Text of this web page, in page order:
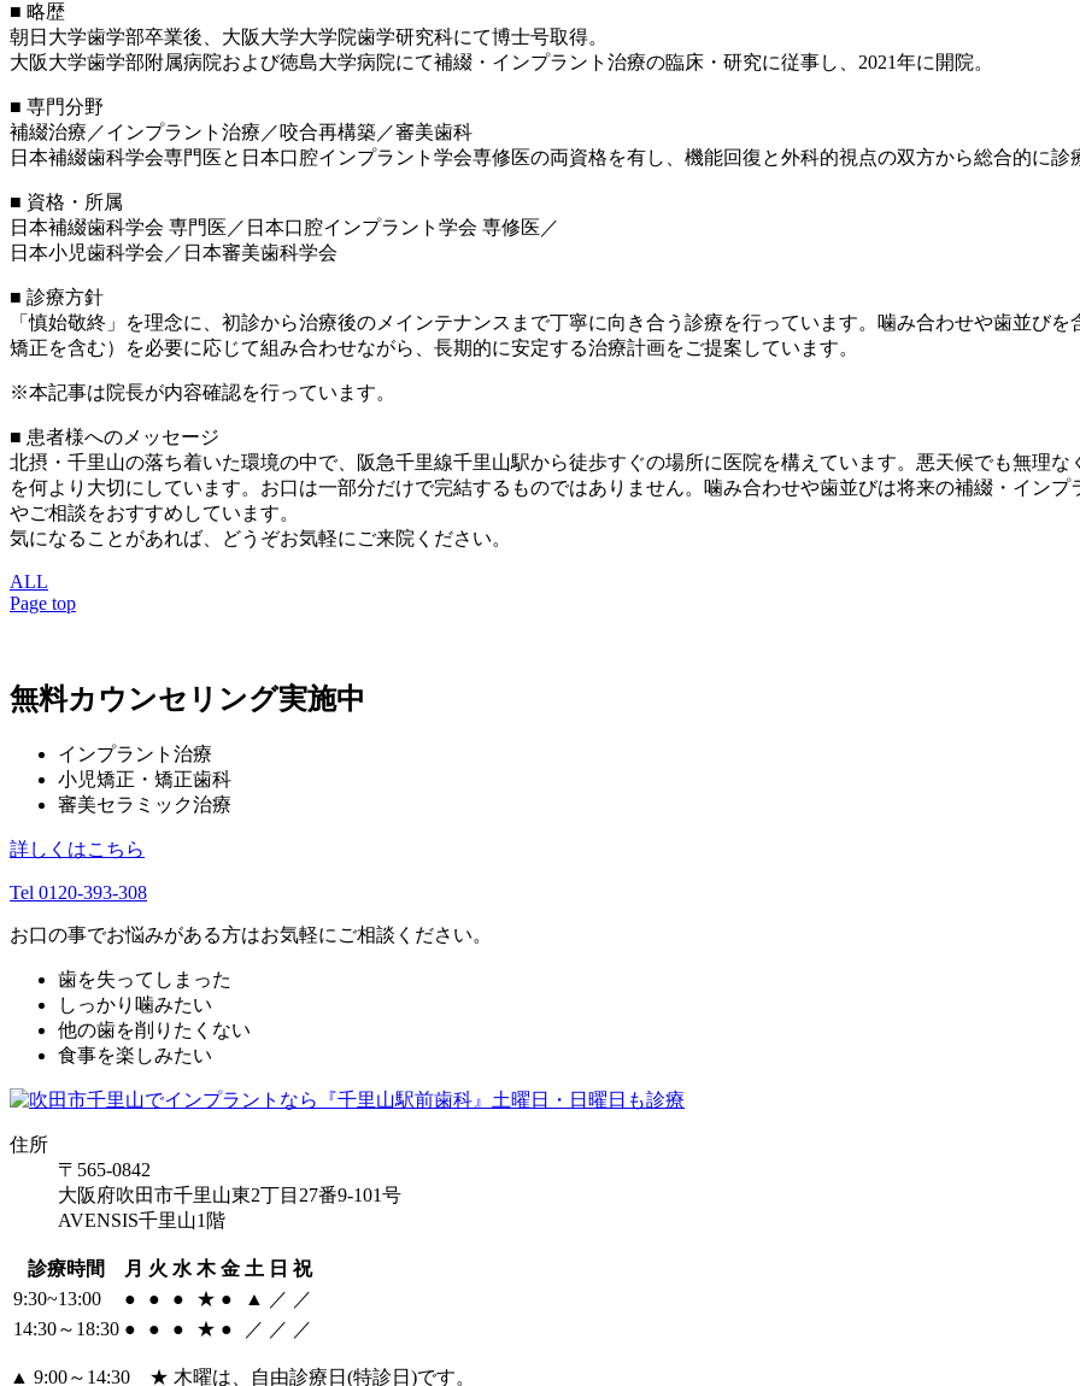
■ 略歴
朝日大学歯学部卒業後、大阪大学大学院歯学研究科にて博士号取得。
大阪大学歯学部附属病院および徳島大学病院にて補綴・インプラント治療の臨床・研究に従事し、2021年に開院。
■ 専門分野
補綴治療／インプラント治療／咬合再構築／審美歯科
日本補綴歯科学会専門医と日本口腔インプラント学会専修医の両資格を有し、機能回復と外科的視点の双方から総合的に診
■ 資格・所属
日本補綴歯科学会 専門医／日本口腔インプラント学会 専修医／
日本小児歯科学会／日本審美歯科学会
■ 診療方針
「慎始敬終」を理念に、初診から治療後のメインテナンスまで丁寧に向き合う診療を行っています。噛み合わせや歯並び
矯正を含む）を必要に応じて組み合わせながら、長期的に安定する治療計画をご提案しています。
※本記事は院長が内容確認を行っています。
■ 患者様へのメッセージ
北摂・千里山の落ち着いた環境の中で、阪急千里線千里山駅から徒歩すぐの場所に医院を構えています。悪天候でも無理
を何より大切にしています。お口は一部分だけで完結するものではありません。噛み合わせや歯並びは将来の補綴・イン
やご相談をおすすめしています。
気になることがあれば、どうぞお気軽にご来院ください。
ALL
Page top
無料カウンセリング実施中
インプラント治療
小児矯正・矯正歯科
審美セラミック治療
詳しくはこちら
Tel 0120-393-308
お口の事でお悩みがある方はお気軽にご相談ください。
歯を失ってしまった
しっかり噛みたい
他の歯を削りたくない
食事を楽しみたい
住所
〒565-0842
大阪府吹田市千里山東2丁目27番9-101号
AVENSIS千里山1階
診療時間 月 火 水 木 金 土 日 祝
9:30~13:00
● ● ● ★ ● ▲ ／ ／
14:30～18:30 ● ● ● ★ ● ／ ／ ／
▲ 9:00～14:30 ★ 木曜は、自由診療日(特診日)です。